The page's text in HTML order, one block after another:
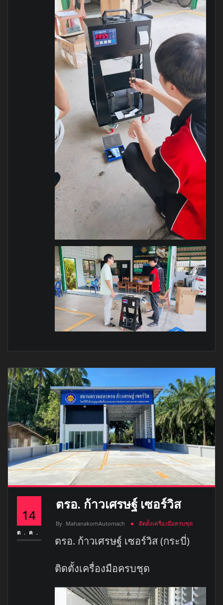
14
ต.ค.
ตรอ. ก้าวเศรษฐ์ เซอร์วิส
By MahanakornAutomach ติดตั้งเครื่องมือครบชุด
ตรอ. ก้าวเศรษฐ์ เซอร์วิส (กระบี่)
ติดตั้งเครื่องมือครบชุด